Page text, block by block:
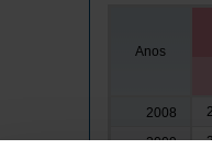
Anos
2008
2009